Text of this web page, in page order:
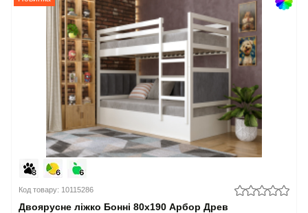
Код товару: 10115286
Двоярусне ліжко Бонні 80x190 Арбор Древ